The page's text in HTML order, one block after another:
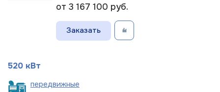
от 3 167 100 руб.
Заказать
520 кВт
передвижные